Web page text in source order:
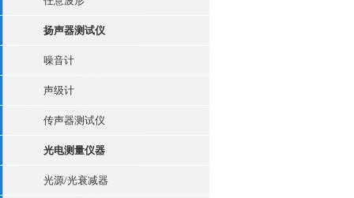
扬声器测试仪
噪音计
声级计
传声器测试仪
光电测量仪器
光源/光衰减器